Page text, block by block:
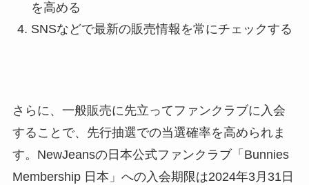
を高める
SNSなどで最新の販売情報を常にチェックする
さらに、一般販売に先立ってファンクラブに入会
することで、先行抽選での当選確率を高められま
す。NewJeansの日本公式ファンクラブ「Bunnies
Membership 日本」への入会期限は2024年3月31日